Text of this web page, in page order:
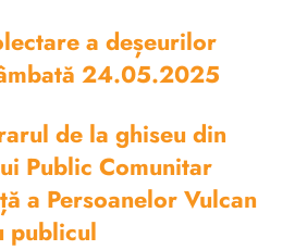
a deșeurilor
24.05.2025
de la ghiseu din
Public Comunitar
a Persoanelor Vulcan
publicul